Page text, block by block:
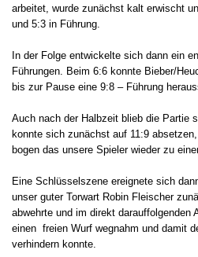
arbeitet, wurde zunächst kalt erwischt
und 5:3 in Führung.
In der Folge entwickelte sich dann ein
Führungen. Beim 6:6 konnte Bieber/
bis zur Pause eine 9:8 – Führung
Auch nach der Halbzeit blieb die Partie
konnte sich zunächst auf 11:9
bogen das unsere Spieler wieder zu
Eine Schlüsselszene ereignete sich
unser guter Torwart Robin Fleischer
abwehrte und im direkt darauffolgenden
einen freien Wurf wegnahm und damit
verhindern konnte.